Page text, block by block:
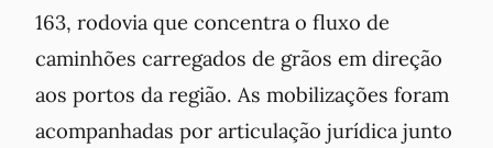
163, rodovia que concentra o fluxo de
caminhões carregados de grãos em direção
aos portos da região. As mobilizações foram
acompanhadas por articulação jurídica junto